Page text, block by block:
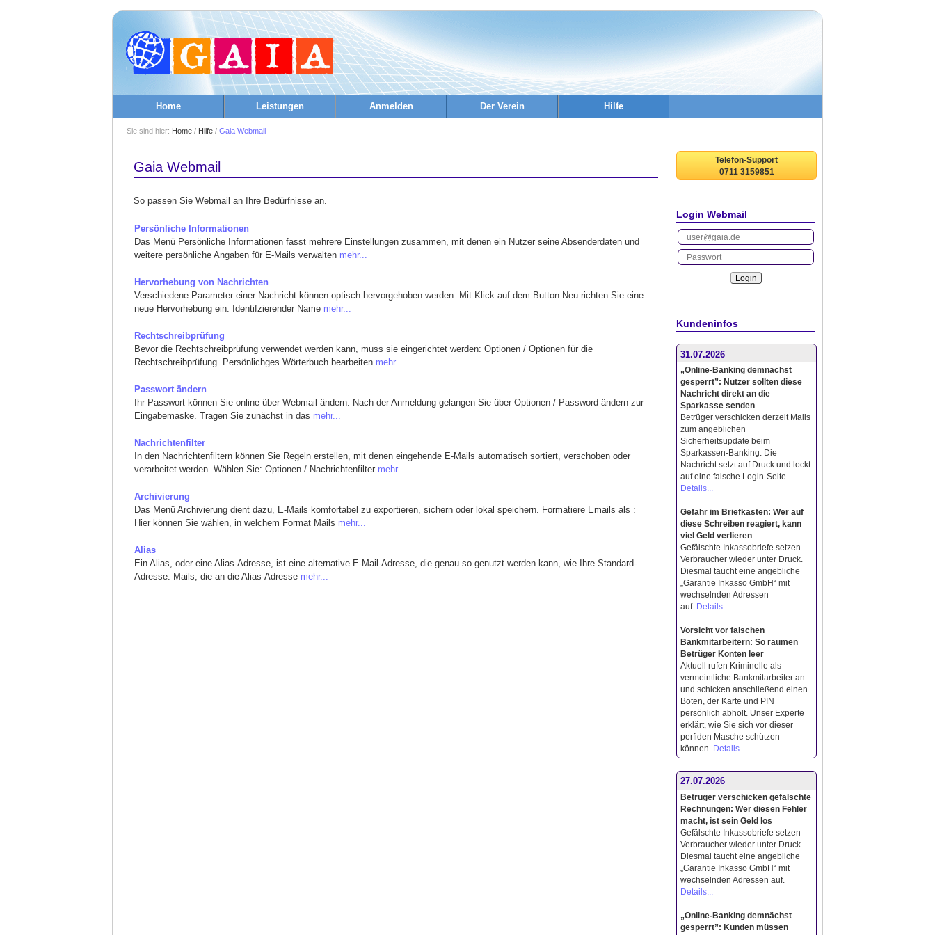
Home Leistungen Anmelden Der Verein Hilfe
Sie sind hier: Home / Hilfe / Gaia Webmail
Telefon-Support
0711 3159851
Login Webmail
Kundeninfos
31.07.2026
„Online-Banking demnächst
gesperrt”: Nutzer sollten diese
Nachricht direkt an die
Sparkasse senden
Betrüger verschicken derzeit Mails
zum angeblichen
Sicherheitsupdate beim
Sparkassen-Banking. Die
Nachricht setzt auf Druck und lockt
auf eine falsche Login-Seite.
Details...
Gefahr im Briefkasten: Wer auf
diese Schreiben reagiert, kann
viel Geld verlieren
Gefälschte Inkassobriefe setzen
Verbraucher wieder unter Druck.
Diesmal taucht eine angebliche
„Garantie Inkasso GmbH“ mit
wechselnden Adressen
auf. Details...
Vorsicht vor falschen
Bankmitarbeitern: So räumen
Betrüger Konten leer
Aktuell rufen Kriminelle als
vermeintliche Bankmitarbeiter an
und schicken anschließend einen
Boten, der Karte und PIN
persönlich abholt. Unser Experte
erklärt, wie Sie sich vor dieser
perfiden Masche schützen
können.
Details...
27.07.2026
Betrüger verschicken gefälschte
Rechnungen: Wer diesen Fehler
macht, ist sein Geld los
Gefälschte Inkassobriefe setzen
Verbraucher wieder unter Druck.
Diesmal taucht eine angebliche
„Garantie Inkasso GmbH“ mit
wechselnden Adressen auf.
Details...
„Online-Banking demnächst
gesperrt”: Kunden müssen
Gaia Webmail
So passen Sie Webmail an Ihre Bedürfnisse an.
Persönliche Informationen
Das Menü Persönliche Informationen fasst mehrere Einstellungen zusammen, mit denen ein Nutzer seine Absenderdaten und
weitere persönliche Angaben für E-Mails verwalten mehr...
Hervorhebung von Nachrichten
Verschiedene Parameter einer Nachricht können optisch hervorgehoben werden: Mit Klick auf dem Button Neu richten Sie eine
neue Hervorhebung ein. Identifzierender Name mehr...
Rechtschreibprüfung
Bevor die Rechtschreibprüfung verwendet werden kann, muss sie eingerichtet werden: Optionen / Optionen für die
Rechtschreibprüfung. Persönlichges Wörterbuch bearbeiten mehr...
Passwort ändern
Ihr Passwort können Sie online über Webmail ändern. Nach der Anmeldung gelangen Sie über Optionen / Password ändern zur
Eingabemaske. Tragen Sie zunächst in das mehr...
Nachrichtenfilter
In den Nachrichtenfiltern können Sie Regeln erstellen, mit denen eingehende E-Mails automatisch sortiert, verschoben oder
verarbeitet werden. Wählen Sie: Optionen / Nachrichtenfilter mehr...
Archivierung
Das Menü Archivierung dient dazu, E-Mails komfortabel zu exportieren, sichern oder lokal speichern. Formatiere Emails als :
Hier können Sie wählen, in welchem Format Mails mehr...
Alias
Ein Alias, oder eine Alias-Adresse, ist eine alternative E-Mail-Adresse, die genau so genutzt werden kann, wie Ihre Standard-
Adresse. Mails, die an die Alias-Adresse mehr...